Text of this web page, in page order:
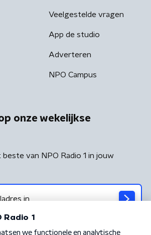
Veelgestelde vragen
App de studio
Adverteren
NPO Campus
onze wekelijkse
van NPO Radio 1 in jouw